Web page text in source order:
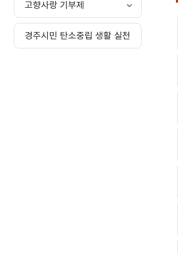
고향사랑 기부제
경주시민 탄소중립 생활 실천